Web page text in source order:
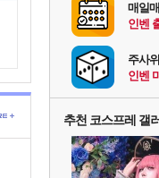
매일
인벤
주사
인벤
추천 코스프레 갤